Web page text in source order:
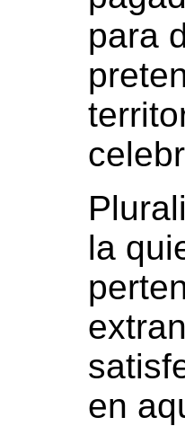
para
la
en